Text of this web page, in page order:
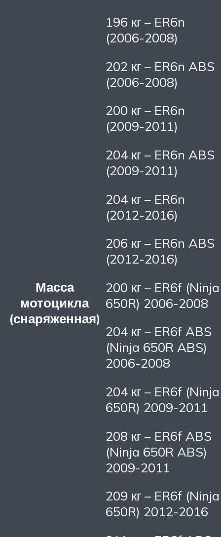
Масса
мотоцикла
(снаряженная)
196 кг – ER6n
(2006-2008)
202 кг – ER6n ABS
(2006-2008)
200 кг – ER6n
(2009-2011)
204 кг – ER6n ABS
(2009-2011)
204 кг – ER6n
(2012-2016)
206 кг – ER6n ABS
(2012-2016)
200 кг – ER6f (Ninja
650R) 2006-2008
204 кг – ER6f ABS
(Ninja 650R ABS)
2006-2008
204 кг – ER6f (Ninja
650R) 2009-2011
208 кг – ER6f ABS
(Ninja 650R ABS)
2009-2011
209 кг – ER6f (Ninja
650R) 2012-2016